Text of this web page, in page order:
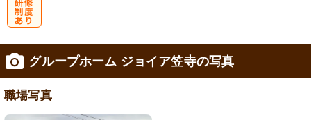
グループホーム ジョイア笠寺の写真
職場写真